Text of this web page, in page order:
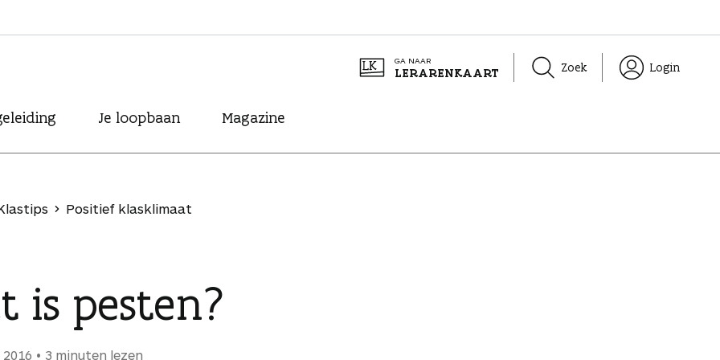
GA NAAR
LERARENKAART Zoek Login
Je loopbaan Magazine
Positief klasklimaat
is pesten?
3 minuten lezen